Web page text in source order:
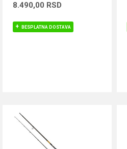
8.490,00 RSD
BESPLATNA DOSTAVA